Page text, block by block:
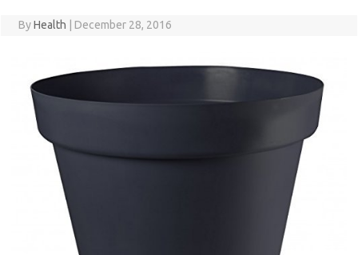
ByHealth December 28, 2016